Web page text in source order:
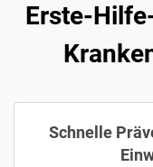
Erste-
Schnelle